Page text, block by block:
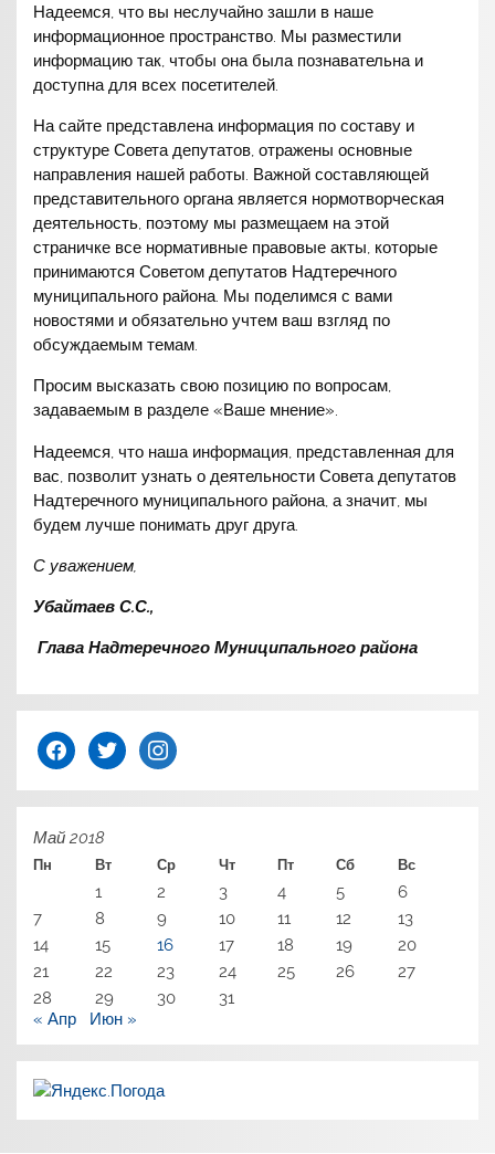
Надеемся, что вы неслучайно зашли в наше
информационное пространство. Мы разместили
информацию так, чтобы она была познавательна и
доступна для всех посетителей.
На сайте представлена информация по составу и
структуре Совета депутатов, отражены основные
направления нашей работы. Важной составляющей
представительного органа является нормотворческая
деятельность, поэтому мы размещаем на этой
страничке все нормативные правовые акты, которые
принимаются Советом депутатов Надтеречного
муниципального района. Мы поделимся с вами
новостями и обязательно учтем ваш взгляд по
обсуждаемым темам.
Просим высказать свою позицию по вопросам,
задаваемым в разделе «Ваше мнение».
Надеемся, что наша информация, представленная для
вас, позволит узнать о деятельности Совета депутатов
Надтеречного муниципального района, а значит, мы
будем лучше понимать друг друга.
С уважением,
Убайтаев С.С.,
Глава Надтеречного Муниципального района
facebooktwitter instagram
Май 2018
Пн Вт Ср Чт Пт Сб Вс
1 2 3 4 5
6
7
8 9 10 11 12
13
14
15 16 17 18 19
20
21
22 23 24 25 26
27
28
29 30
31
« Апр
Июн »